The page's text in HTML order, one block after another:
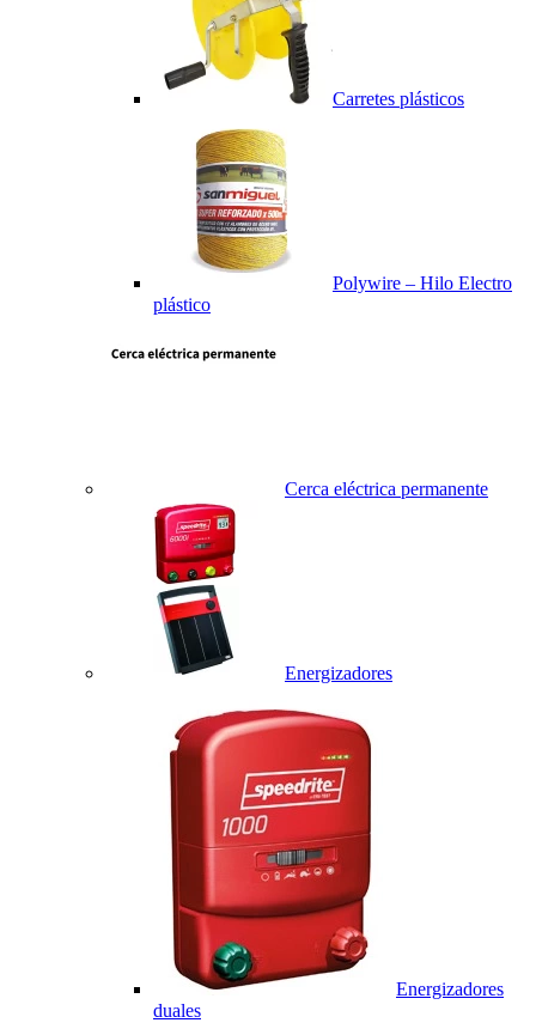
Carretes plásticos
Polywire – Hilo Electro
plástico
Cerca eléctrica permanente
Energizadores
Energizadores
duales